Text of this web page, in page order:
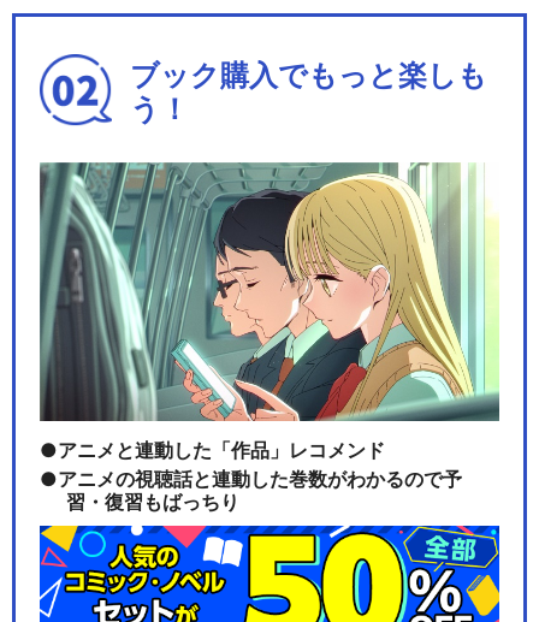
ブック購入でもっと楽しも
う！
アニメと連動した「作品」レコメンド
アニメの視聴話と連動した巻数がわかるので予
習・復習もばっちり